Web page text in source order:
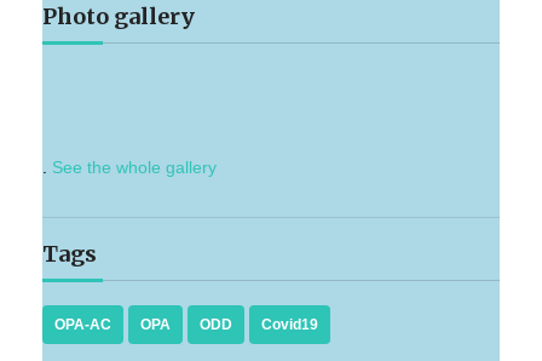
Photo gallery
See the whole gallery
Tags
OPA-AC OPA ODD Covid19